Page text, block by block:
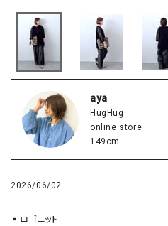
aya
HugHug
online store
149cm
2026/06/02
▪️ロゴニット